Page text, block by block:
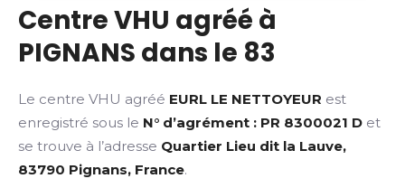
Centre VHU agréé à
PIGNANS dans le 83
Le centre VHU agréé EURL LE NETTOYEUR est
enregistré sous le N° d’agrément : PR 8300021 D et
se trouve à l’adresse Quartier Lieu dit la Lauve,
83790 Pignans, France.